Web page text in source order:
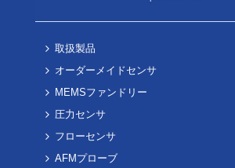
取扱製品
オーダーメイドセンサ
MEMSファンドリー
圧力センサ
フローセンサ
AFMプローブ